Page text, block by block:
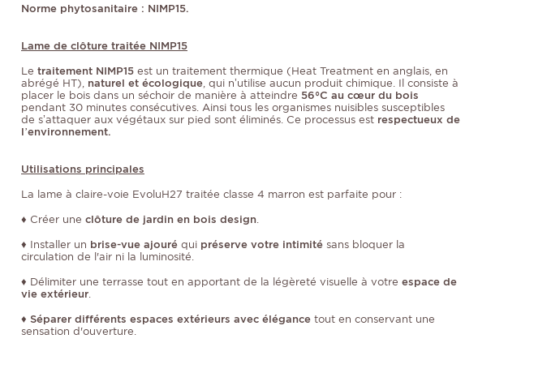
Norme phytosanitaire : NIMP15.
Lame de clôture traitée NIMP15
Le traitement NIMP15 est un traitement thermique (Heat Treatment en anglais, en
abrégé HT), naturel et écologique, qui n’utilise aucun produit chimique. Il consiste à
placer le bois dans un séchoir de manière à atteindre 56°C au cœur du bois
pendant 30 minutes consécutives. Ainsi tous les organismes nuisibles susceptibles
de s’attaquer aux végétaux sur pied sont éliminés. Ce processus est respectueux de
l’environnement.
Utilisations principales
La lame à claire-voie EvoluH27 traitée classe 4 marron est parfaite pour :
♦ Créer une clôture de jardin en bois design.
♦ Installer un brise-vue ajouré qui préserve votre intimité sans bloquer la
circulation de l'air ni la luminosité.
♦ Délimiter une terrasse tout en apportant de la légèreté visuelle à votre espace de
vie extérieur.
♦ Séparer différents espaces extérieurs avec élégance tout en conservant une
sensation d'ouverture.